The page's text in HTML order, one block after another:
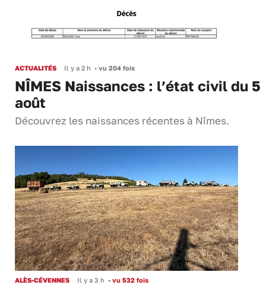
ACTUALITÉS Il y a 2 h • vu 204 fois
NÎMES Naissances : l’état civil du 5
août
Découvrez les naissances récentes à Nîmes.
ALÈS-CÉVENNES Il y a 3 h • vu 532 fois